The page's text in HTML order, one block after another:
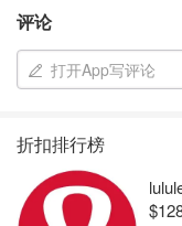
评论
打开App写评论
折扣排行榜